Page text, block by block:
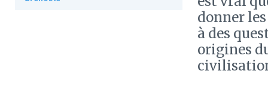
donner
à des
origines